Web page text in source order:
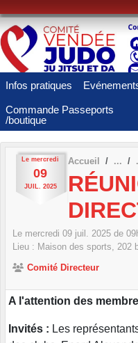
Infos pratiques
Commande Passeports
/boutique
Le mercredi
09
JUIL. 2025
Accueil
Le mercredi 09 juil. 2025 de
Lieu : Maison des sports, 202
Comité Directeur
A l'attention des
Invités : Les